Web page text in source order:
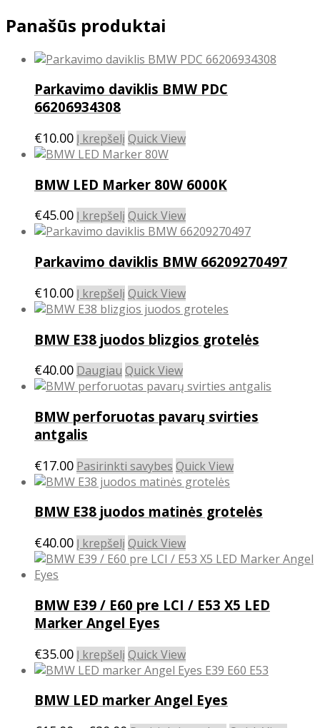
Panašūs produktai
Parkavimo daviklis BMW PDC
66206934308
€10.00 Į krepšelį Quick View
BMW LED Marker 80W 6000K
€45.00 Į krepšelį Quick View
Parkavimo daviklis BMW 66209270497
€10.00 Į krepšelį Quick View
BMW E38 juodos blizgios grotelės
€40.00 Daugiau Quick View
BMW perforuotas pavarų svirties
antgalis
€17.00 Pasirinkti savybes This
product
multiple
The
options
chosen
product
page
Quick View
BMW E38 juodos matinės grotelės
€40.00 Į krepšelį Quick View
BMW E39 / E60 pre LCI / E53 X5 LED
Marker Angel Eyes
€35.00 Į krepšelį Quick View
BMW LED marker Angel Eyes